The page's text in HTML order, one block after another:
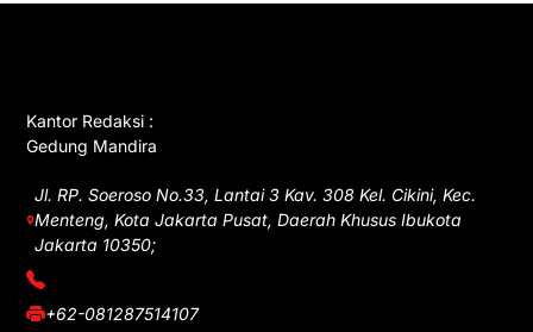
Kantor Redaksi :
Gedung Mandira
Jl. RP. Soeroso No.33, Lantai 3 Kav. 308 Kel. Cikini, Kec.
Menteng, Kota Jakarta Pusat, Daerah Khusus Ibukota
Jakarta 10350;
(021) 3908026
+62-081287514107